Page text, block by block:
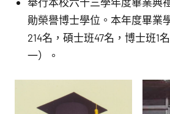
勛榮譽博士學位。本年度畢業
214名，碩士班47名，博士班1
一）。